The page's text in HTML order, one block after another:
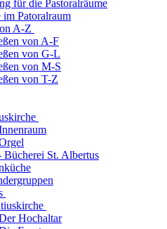
für die Pastoralräume
im Patoralraum
A-Z
von A-F
von G-L
von M-S
von T-Z
St. Albertus
Hochaltar